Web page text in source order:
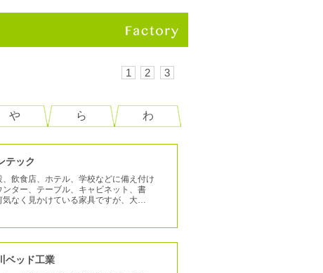
1 2 3
や ら わ
テック
飲食店、ホテル、学校などに備え付け
ンター、テーブル、キャビネット、書
なく見かけている家具ですが、大…
ベッド工業